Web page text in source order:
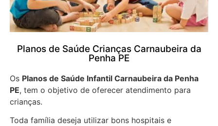
Planos de Saúde Crianças Carnaubeira da
Penha PE
Os Planos de Saúde Infantil Carnaubeira da Penha
PE, tem o objetivo de oferecer atendimento para
crianças.
Toda família deseja utilizar bons hospitais e